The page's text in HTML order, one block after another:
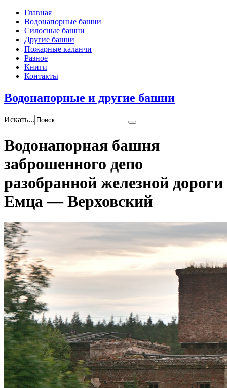
Главная
Водонапорные башни
Силосные башни
Другие башни
Пожарные каланчи
Разное
Книги
Контакты
Водонапорные и другие башни
Искать...
Водонапорная башня
заброшенного депо
разобранной железной дороги
Емца — Верховский